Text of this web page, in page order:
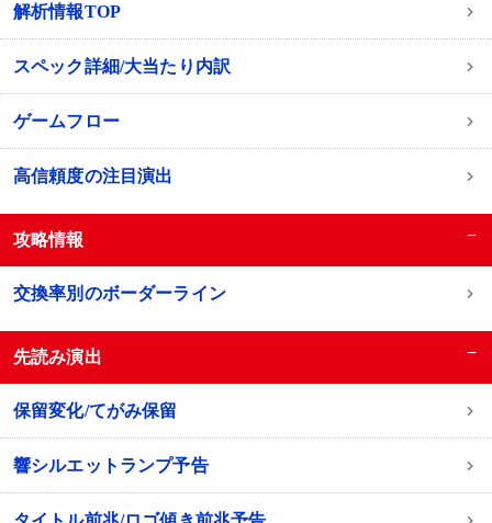
解析情報TOP
スペック詳細/大当たり内訳
ゲームフロー
高信頼度の注目演出
攻略情報 −
交換率別のボーダーライン
先読み演出 −
保留変化/てがみ保留
響シルエットランプ予告